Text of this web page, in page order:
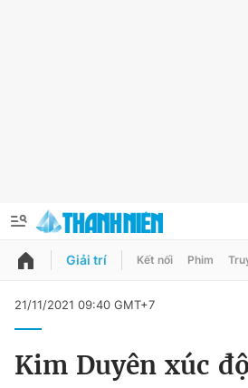
QUẢNG CÁO
Đổi mật khẩu
Giải trí Kết nối Phim
21/11/2021 09:40 GMT+7
Kim Duyên xúc